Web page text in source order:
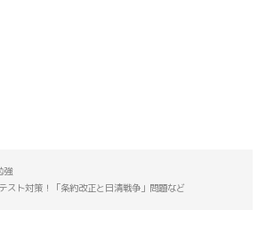
強
スト対策！「条約改正と日清戦争」問題など